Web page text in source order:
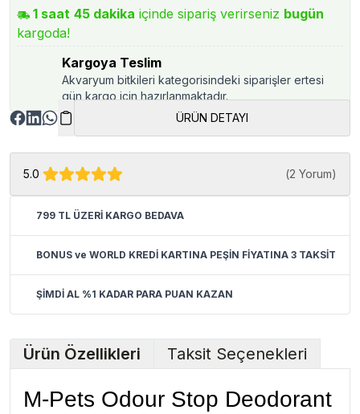
1 saat 45 dakika içinde sipariş verirseniz bugün
kargoda!
Kargoya Teslim
Akvaryum bitkileri kategorisindeki siparişler ertesi
gün kargo için hazırlanmaktadır.
ÜRÜN DETAYI
5.0 (2 Yorum)
799 TL ÜZERİ KARGO BEDAVA
BONUS ve WORLD KREDİ KARTINA PEŞİN FİYATINA 3 TAKSİT
ŞİMDİ AL %1 KADAR PARA PUAN KAZAN
Ürün Özellikleri Taksit Seçenekleri
M-Pets Odour Stop Deodorant